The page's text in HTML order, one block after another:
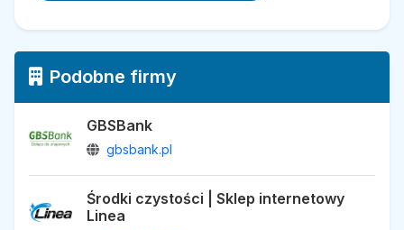
Podobne firmy
GBSBank
gbsbank.pl
Środki czystości | Sklep internetowy
Linea